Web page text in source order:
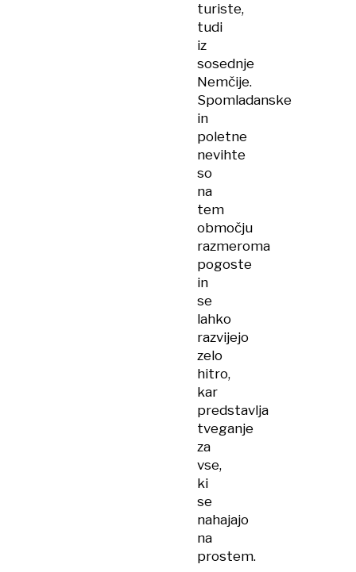
turiste,
tudi
iz
sosednje
Nemčije.
Spomladanske
in
poletne
nevihte
so
na
tem
območju
razmeroma
pogoste
in
se
lahko
razvijejo
zelo
hitro,
kar
predstavlja
tveganje
za
vse,
ki
se
nahajajo
na
prostem.